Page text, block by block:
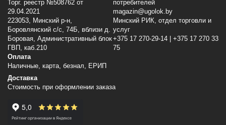
Торг. реестр №508762 от
29.04.2021
223053, Минский p-н,
Боровлянский с/с, 74Б, вблизи д.
Боровая, Административный блок
ГВП, каб.210
потребителей
magazin@ugolok.by
Минский РИК, отдел торговли и
услуг
+375 17 270-29-14 | +375 17 270 33
75
Оплата
Наличные, карта, безнал, ЕРИП
Доставка
Стоимость при оформлении заказа